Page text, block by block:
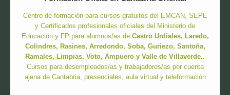
Centro de formación para cursos gratuitos del EMCAN, SEPE
y Certificados profesionales oficiales del Ministerio de
Educación y FP para alumnos/as de Castro Urdiales, Laredo,
Colindres, Rasines, Arredondo, Soba, Guriezo, Santoña,
Ramales, Limpias, Voto, Ampuero y Valle de Villaverde..
Cursos para desempleados/as y trabajadores/as por cuenta
ajena de Cantabria, presenciales, aula virtual y teleformación